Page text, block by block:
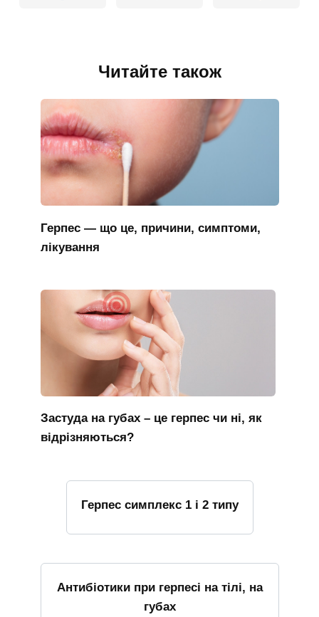
Читайте також
Герпес — що це, причини, симптоми,
лікування
Застуда на губах – це герпес чи ні, як
відрізняються?
Герпес симплекс 1 і 2 типу
Антибіотики при герпесі на тілі, на
губах